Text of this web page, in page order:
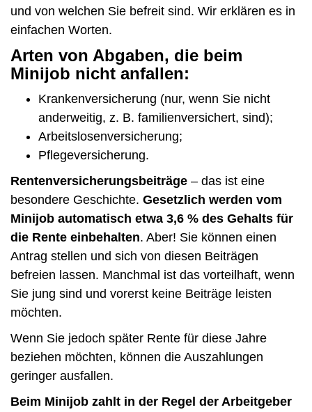
und von welchen Sie befreit sind. Wir erklären es in
einfachen Worten.
Arten von Abgaben, die beim
Minijob nicht anfallen:
Krankenversicherung (nur, wenn Sie nicht
anderweitig, z. B. familienversichert, sind);
Arbeitslosenversicherung;
Pflegeversicherung.
Rentenversicherungsbeiträge – das ist eine
besondere Geschichte. Gesetzlich werden vom
Minijob automatisch etwa 3,6 % des Gehalts für
die Rente einbehalten. Aber! Sie können einen
Antrag stellen und sich von diesen Beiträgen
befreien lassen. Manchmal ist das vorteilhaft, wenn
Sie jung sind und vorerst keine Beiträge leisten
möchten.
Wenn Sie jedoch später Rente für diese Jahre
beziehen möchten, können die Auszahlungen
geringer ausfallen.
Beim Minijob zahlt in der Regel der Arbeitgeber